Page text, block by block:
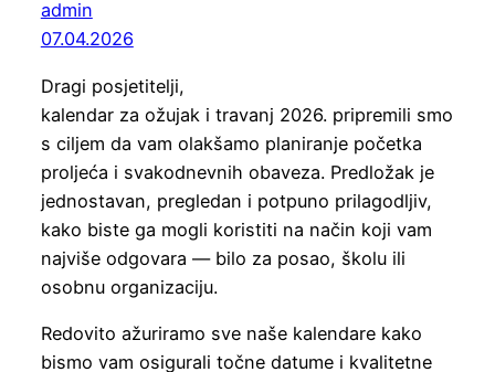
admin
07.04.2026
Dragi posjetitelji,
kalendar za ožujak i travanj 2026. pripremili smo
s ciljem da vam olakšamo planiranje početka
proljeća i svakodnevnih obaveza. Predložak je
jednostavan, pregledan i potpuno prilagodljiv,
kako biste ga mogli koristiti na način koji vam
najviše odgovara — bilo za posao, školu ili
osobnu organizaciju.
Redovito ažuriramo sve naše kalendare kako
bismo vam osigurali točne datume i kvalitetne